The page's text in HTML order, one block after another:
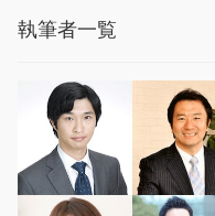
執筆者一覧